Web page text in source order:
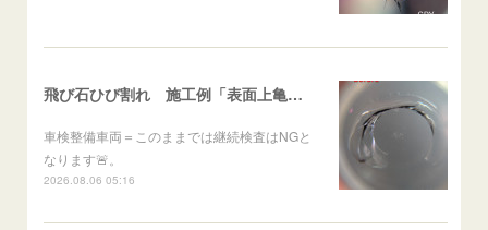
飛び石ひび割れ 施工例「表面上亀裂・ダメージクラック」ステラ
車検整備車両＝このままでは継続検査はNGと
なります🚨。
2026.08.06 05:16